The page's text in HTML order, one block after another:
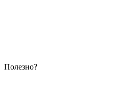
Полезно?